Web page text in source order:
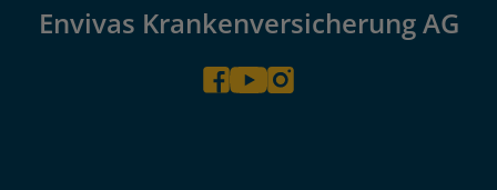
Envivas Krankenversicherung AG